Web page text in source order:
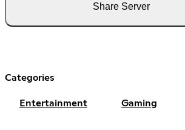
Share Server
Categories
Entertainment Gaming